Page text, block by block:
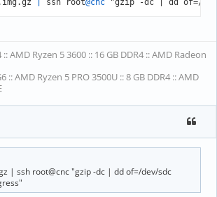
ssh root@cnc "gzip -dc | dd of=/
AMD Ryzen 5 3600 :: 16 GB DDR4 :: AMD Radeon
:: AMD Ryzen 5 PRO 3500U :: 8 GB DDR4 :: AMD
| ssh root@cnc "gzip -dc | dd of=/dev/sdс